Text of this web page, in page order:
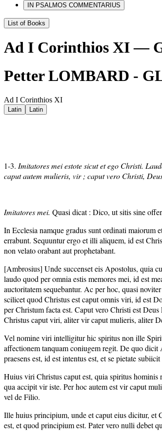
IN PSALMOS COMMENTARIUS
List of Books
Ad I Corinthios XI —
Petter LOMBARD -
Ad I Corinthios XI
Latin Latin
1-3. Imitatores mei estote sicut et ego Christi.
caput autem mulieris, vir ; caput vero Christi,
Imitatores mei. Quasi dicat : Dico, ut sitis sine
In Ecclesia namque gradus sunt ordinati maiorum
errabunt. Sequuntur ergo et illi aliquem, id est
non velato orabant aut prophetabant.
[Ambrosius] Unde succenset eis Apostolus, quia
laudo quod per omnia estis memores mei, id est
auctoritatem sequebantur. Ac per hoc, quasi
scilicet quod Christus est caput omnis viri, id est
per Christum facta est. Caput vero Christi est
Christus caput viri, aliter vir caput mulieris, aliter
Vel nomine viri intelligitur hic spiritus non ille
affectionem tanquam coniugem regit. De quo dicit
praesens est, id est intentus est, et se pietate
Huius viri Christus caput est, quia spiritus hominis
qua accipit vir iste. Per hoc autem est vir caput
vel de Filio.
Ille huius principium, unde et caput eius dicitur, et
est, et quod principium est. Pater vero nulli debet